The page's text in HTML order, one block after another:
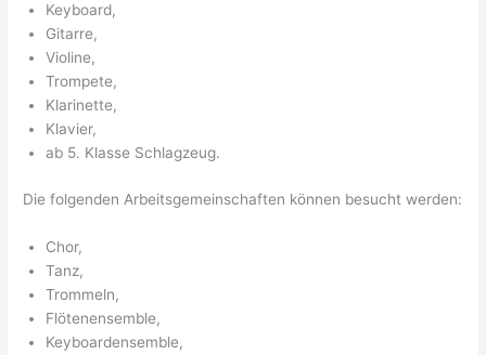
Keyboard,
Gitarre,
Violine,
Trompete,
Klarinette,
Klavier,
ab 5. Klasse Schlagzeug.
Die folgenden Arbeitsgemeinschaften können besucht werden:
Chor,
Tanz,
Trommeln,
Flötenensemble,
Keyboardensemble,